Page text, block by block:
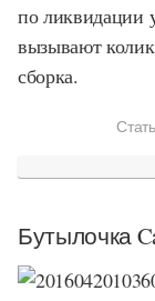
по ликвидации
вызывают
сборка.
Бутылочка